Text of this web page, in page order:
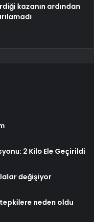
kazanın ardından
2 Kilo Ele Geçirildi
değişiyor
neden oldu